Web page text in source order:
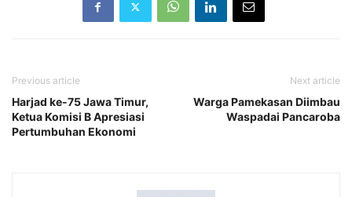
Previous article
Harjad ke-75 Jawa Timur,
Ketua Komisi B Apresiasi
Pertumbuhan Ekonomi
Next article
Warga Pamekasan Diimbau
Waspadai Pancaroba